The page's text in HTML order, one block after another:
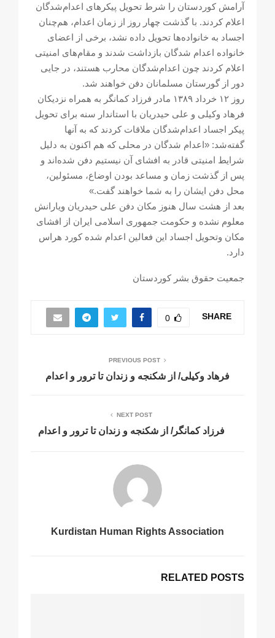
آرامش کوردستان را شرط تحویل پیکرهای اعدام‌شدگان
اعلام کردند. با گذشت چهار روز از زمان اعدام، هم‌چنان
اجساد به خانواده‌ها تحویل داده نشد، برخی از اعضای
خانواده اعدام شدگان بازداشت شدند و مقام‌های امنیتی
اعلام کردند چون اعدام‌شدگان محارب هستند، در جایی
دور از گورستان مسلمانان دفن خواهند شد.
روز ۱۲ خرداد ۱۳۸۹ مادر فرزاد کمانگر به همراه نزدیکان
فرهاد وکیلی و علی حیدریان با استاندار سنه برای تحویل
پیکر اجساد اعدام‌شدگان ملاقات کردند که به آنها
گفته‌شد: «اعدام شدگان در محلی که هم اکنون به دلیل
شرایط امنیتی قادر به افشای آن نیستیم دفن شده‌اند و
پس از گذشت زمان و مساعد بودن اوضاع، مسئولین،
محل دفن ایشان را به شما خواهند گفت.»
بعد از هشت سال هنوز مکان دفن علی حیدریان ویارانش
معلوم نشده و حکومت جمهوری اسلامی ایران از افشای
مکان وتحویل اجساد این فعالین اعدام شده کورد هراس
دارد.
جمعیت حقوق بشر کوردستان
SHARE
0
PREVIOUS POST
فرهاد وکیلی/ از شکنجه و زندان تا ترور و اعدام
NEXT POST
فرزاد کمانگر/ از شکنجه و زندان تا ترور و اعدام
Kurdistan Human Rights Association
RELATED POSTS